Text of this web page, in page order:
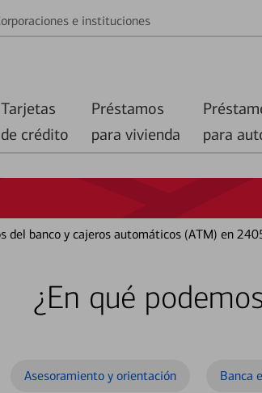
e instituciones
Tarjetas
de crédito
Préstamos
para vivienda
para
del banco y cajeros automáticos (ATM) en
¿En qué
Asesoramiento y orientación Banca